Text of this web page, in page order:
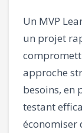
Un MVP
un projet
approche
besoins, en
testant
économiser